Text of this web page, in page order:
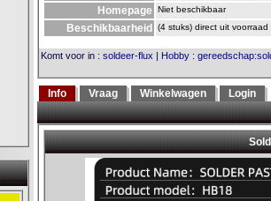
Homepage Niet beschikbaar
Beschikbaarheid (4 stuks) direct uit voorraad
Komt voor in : soldeer-flux | Hobby :
Info Vraag Winkelwagen Login